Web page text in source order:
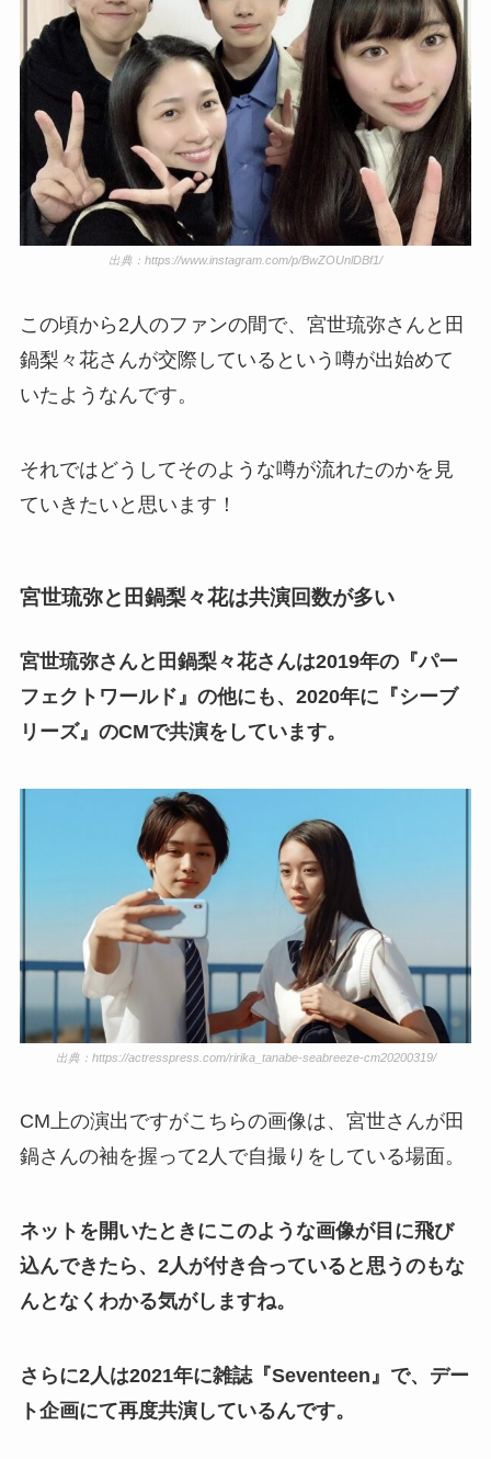
出典：https://www.instagram.com/p/BwZOUnlDBf1/
この頃から2人のファンの間で、宮世琉弥さんと田
鍋梨々花さんが交際しているという噂が出始めて
いたようなんです。
それではどうしてそのような噂が流れたのかを見
ていきたいと思います！
宮世琉弥と田鍋梨々花は共演回数が多い
宮世琉弥さんと田鍋梨々花さんは2019年の『パー
フェクトワールド』の他にも、2020年に『シーブ
リーズ』のCMで共演をしています。
出典：https://actresspress.com/ririka_tanabe-seabreeze-cm20200319/
CM上の演出ですがこちらの画像は、宮世さんが田
鍋さんの袖を握って2人で自撮りをしている場面。
ネットを開いたときにこのような画像が目に飛び
込んできたら、2人が付き合っていると思うのもな
んとなくわかる気がしますね。
さらに2人は2021年に雑誌『Seventeen』で、デー
ト企画にて再度共演しているんです。